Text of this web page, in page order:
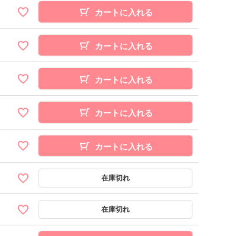
カートに入れる
カートに入れる
カートに入れる
カートに入れる
カートに入れる